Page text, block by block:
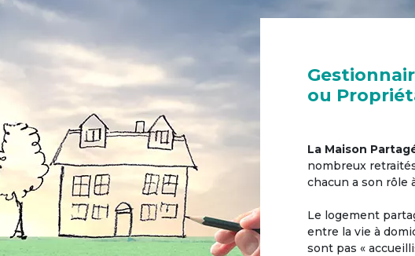
ou
La Maison
nombreux
chacun a son rôle
Le logement
entre la vie à
sont pas «